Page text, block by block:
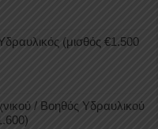
Υδραυλικός (μισθός €1.500
/ Βοηθός Υδραυλικού